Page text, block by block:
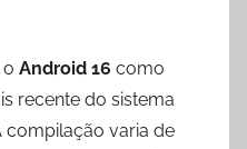
Android 16 como
recente do sistema
compilação varia de